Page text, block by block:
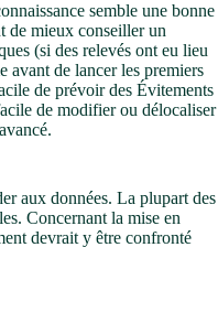
semble une bonne
de mieux conseiller un
(si des relevés ont eu lieu
avant de lancer les premiers
de prévoir des Évitements
de modifier ou délocaliser
aux données. La plupart des
Concernant la mise en
devrait y être confronté